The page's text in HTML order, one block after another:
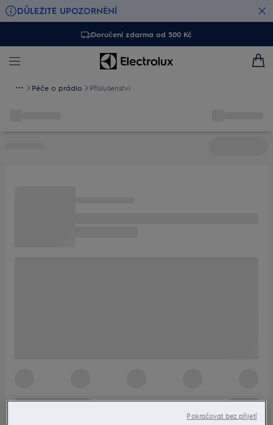
DŮLEŽITÉ UPOZORNĚNÍ
Doručení zdarma od 500 Kč
Péče o prádlo Příslušenství
Pokračovat bez přijetí